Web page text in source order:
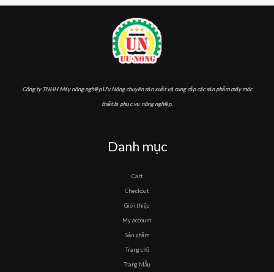
Công ty TNHH Máy nông nghiệp Ưu Nông chuyên sản xuất và cung cấp các sản phẩm máy móc
thiết bị phục vụ nông nghiệp.
Danh mục
Cart
Checkout
Giới thiệu
My account
Sản phẩm
Trang chủ
Trang Mẫu